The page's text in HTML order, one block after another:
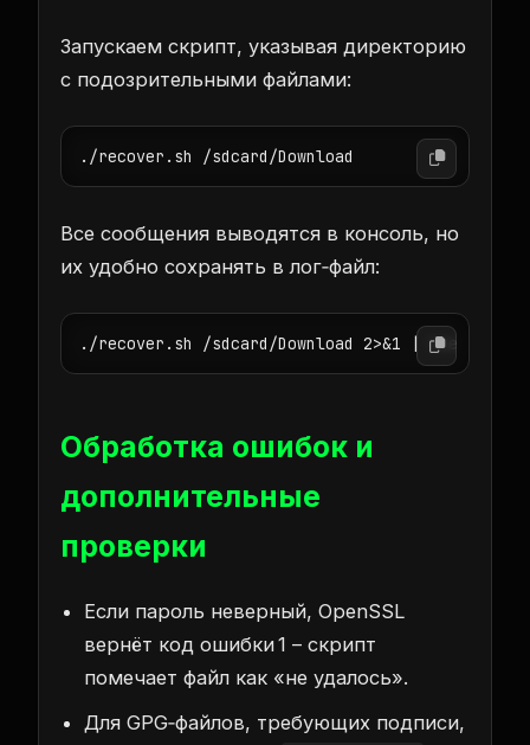
Запускаем скрипт, указывая директорию
с подозрительными файлами:
./recover.sh /sdcard/Download
Все сообщения выводятся в консоль, но
их удобно сохранять в лог‑файл:
./recover.sh /sdcard/Download 2>&1 | tee
Обработка ошибок и
дополнительные
проверки
Если пароль неверный, OpenSSL
вернёт код ошибки 1 – скрипт
помечает файл как «не удалось».
Для GPG‑файлов, требующих подписи,